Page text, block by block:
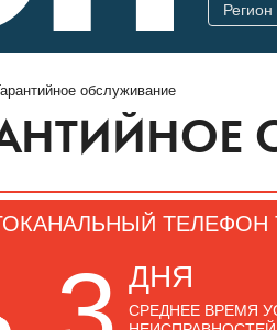
Регион
обслуживание
ТЕЛЕФОН
ДНЯ
СРЕДНЕЕ ВРЕМЯ